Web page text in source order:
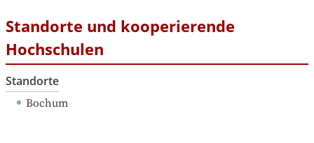
Standorte und kooperierende
Hochschulen
Standorte
Bochum